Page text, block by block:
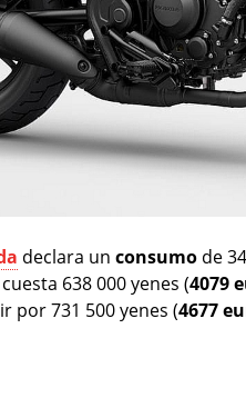
declara un consumo de
638 000 yenes (4079
por 731 500 yenes (4677